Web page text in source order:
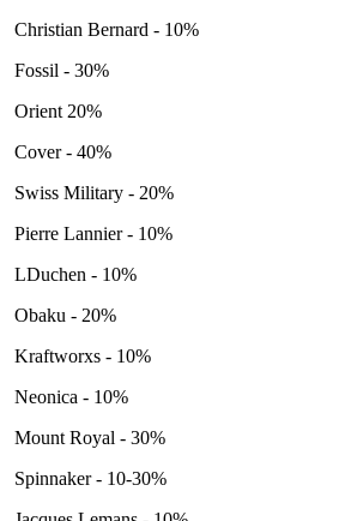
Christian Bernard - 10%
Fossil - 30%
Orient 20%
Cover - 40%
Swiss Military - 20%
Pierre Lannier - 10%
LDuchen - 10%
Obaku - 20%
Kraftworxs - 10%
Neonica - 10%
Mount Royal - 30%
Spinnaker - 10-30%